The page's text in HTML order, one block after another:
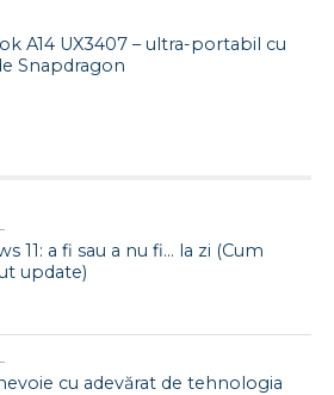
A14 UX3407 – ultra-portabil cu
Snapdragon
11: a fi sau a nu fi… la zi (Cum
update)
cu adevărat de tehnologia